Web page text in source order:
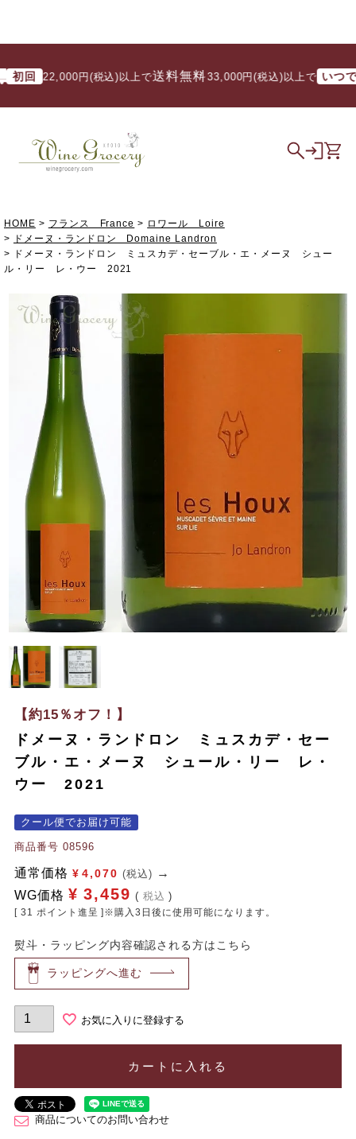
22,000円(税込)以上で送料無料/ 33,000円(税込)以上で いつでも
HOME フランス France
ロワール Loire
ドメーヌ・ランドロン Domaine Landron
ドメーヌ・ランドロン ミュスカデ・セーブル・エ・メーヌ シュー
ル・リー レ・ウー 2021
【約15％オフ！】
ドメーヌ・ランドロン ミュスカデ・セー
ブル・エ・メーヌ シュール・リー レ・
ウー 2021
クール便でお届け可能
商品番号 08596
通常価格 ¥ 4,070 (税込)
WG価格 ¥ 3,459 税込
[ 31 ポイント進呈 ]※購入3日後に使用可能になります。
熨斗・ラッピング内容確認される方はこちら
ラッピングへ進む
お気に入りに登録する
カートに入れる
商品についてのお問い合わせ